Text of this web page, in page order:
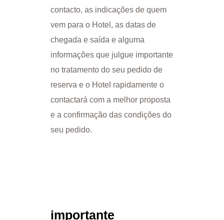
contacto, as indicações de quem
vem para o Hotel, as datas de
chegada e saída e alguma
informações que julgue importante
no tratamento do seu pedido de
reserva e o Hotel rapidamente o
contactará com a melhor proposta
e a confirmação das condições do
seu pedido.
importante